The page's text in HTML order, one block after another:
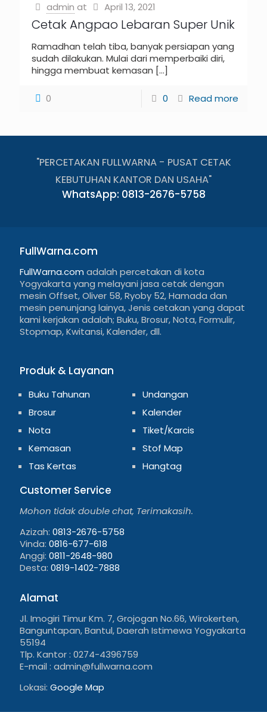
admin at April 13, 2021
Cetak Angpao Lebaran Super Unik
Ramadhan telah tiba, banyak persiapan yang
sudah dilakukan. Mulai dari memperbaiki diri,
hingga membuat kemasan […]
0 0 Read more
"PERCETAKAN FULLWARNA - PUSAT CETAK
KEBUTUHAN KANTOR DAN USAHA"
WhatsApp: 0813-2676-5758
FullWarna.com
FullWarna.com adalah percetakan di kota
Yogyakarta yang melayani jasa cetak dengan
mesin Offset, Oliver 58, Ryoby 52, Hamada dan
mesin penunjang lainya, Jenis cetakan yang dapat
kami kerjakan adalah; Buku, Brosur, Nota, Formulir,
Stopmap, Kwitansi, Kalender, dll.
Produk & Layanan
Buku Tahunan
Brosur
Nota
Kemasan
Tas Kertas
Undangan
Kalender
Tiket/Karcis
Stof Map
Hangtag
Customer Service
Mohon tidak double chat, Terimakasih.
Azizah: 0813-2676-5758
Vinda: 0816-677-618
Anggi: 0811-2648-980
Desta: 0819-1402-7888
Alamat
Jl. Imogiri Timur Km. 7, Grojogan No.66, Wirokerten,
Banguntapan, Bantul, Daerah Istimewa Yogyakarta
55194
Tlp. Kantor : 0274-4396759
E-mail : admin@fullwarna.com
Lokasi: Google Map